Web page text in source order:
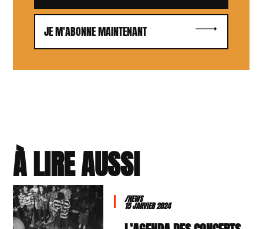
JE M'ABONNE MAINTENANT
À LIRE AUSSI
/NEWS
15 JANVIER 2024